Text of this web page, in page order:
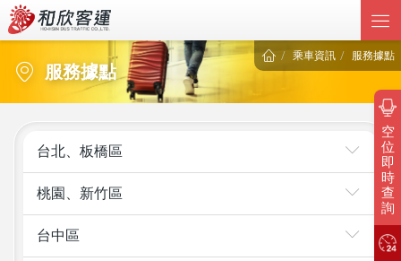
空
位
即
時
查
詢
服務據點
乘車資訊 服務據點
台北、板橋區
桃園、新竹區
台中區